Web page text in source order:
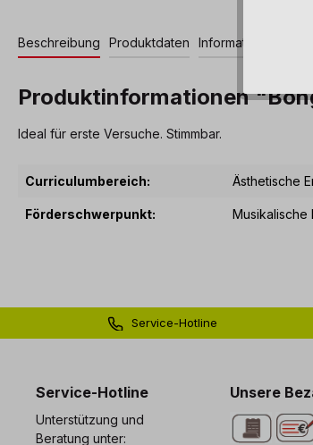
Beschreibung Produktdaten Informationen und
Produktinformationen
Ideal für erste Versuche. Stimmbar.
Curriculumbereich: Ästhetische
Förderschwerpunkt: Musikalische
Service-Hotline
Service-Hotline
Unterstützung und
Beratung unter:
Unsere